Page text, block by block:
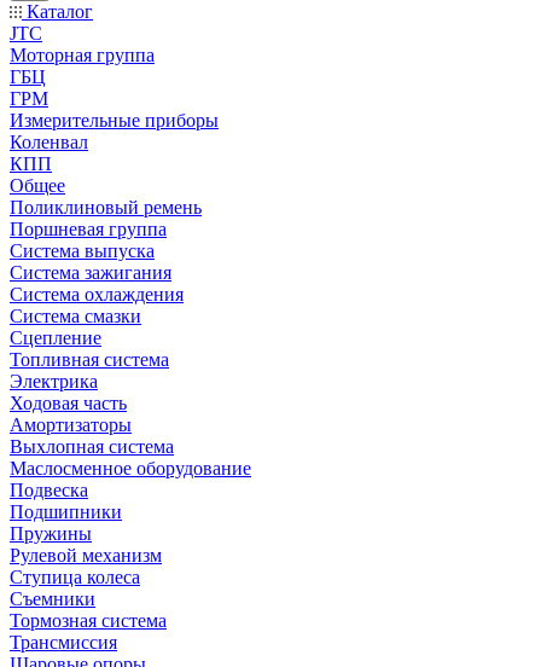
Каталог
JTC
Моторная группа
ГБЦ
ГРМ
Измерительные приборы
Коленвал
КПП
Общее
Поликлиновый ремень
Поршневая группа
Система выпуска
Система зажигания
Система охлаждения
Система смазки
Сцепление
Топливная система
Электрика
Ходовая часть
Амортизаторы
Выхлопная система
Маслосменное оборудование
Подвеска
Подшипники
Пружины
Рулевой механизм
Ступица колеса
Съемники
Тормозная система
Трансмиссия